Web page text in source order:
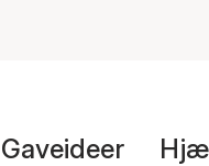
Gaveideer